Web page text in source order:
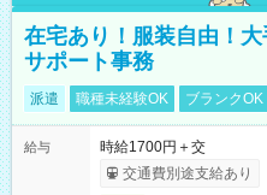
在宅あり！服装自由！
サポート事務
派遣 職種未経験OK ブランクOK
給与
時給1700円＋交
交通費別途支給あり